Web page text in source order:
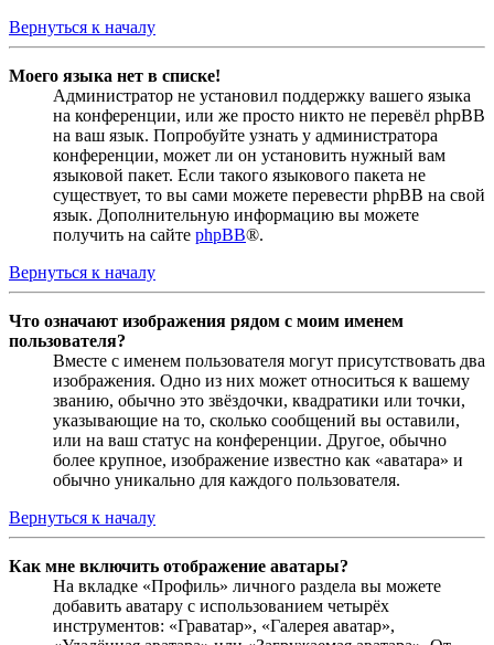
Вернуться к началу
Моего языка нет в списке!
Администратор не установил поддержку вашего языка
на конференции, или же просто никто не перевёл phpBB
на ваш язык. Попробуйте узнать у администратора
конференции, может ли он установить нужный вам
языковой пакет. Если такого языкового пакета не
существует, то вы сами можете перевести phpBB на свой
язык. Дополнительную информацию вы можете
получить на сайте phpBB®.
Вернуться к началу
Что означают изображения рядом с моим именем
пользователя?
Вместе с именем пользователя могут присутствовать два
изображения. Одно из них может относиться к вашему
званию, обычно это звёздочки, квадратики или точки,
указывающие на то, сколько сообщений вы оставили,
или на ваш статус на конференции. Другое, обычно
более крупное, изображение известно как «аватара» и
обычно уникально для каждого пользователя.
Вернуться к началу
Как мне включить отображение аватары?
На вкладке «Профиль» личного раздела вы можете
добавить аватару с использованием четырёх
инструментов: «Граватар», «Галерея аватар»,